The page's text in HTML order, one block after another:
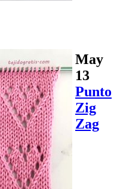
May
13
Punto
Zig
Zag